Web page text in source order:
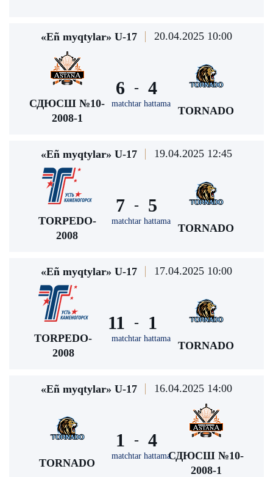
«Eñ myqtylar» U-17 20.04.2025 10:00
СДЮСШ №10-
2008-1
6 -
matchtar hattama
4
TORNADO
«Eñ myqtylar» U-17 19.04.2025 12:45
TORPEDO-
2008
7 -
matchtar hattama
5
TORNADO
«Eñ myqtylar» U-17 17.04.2025 10:00
TORPEDO-
2008
11 -
matchtar hattama
1
TORNADO
«Eñ myqtylar» U-17 16.04.2025 14:00
TORNADO
1 -
matchtar hattama
4
СДЮСШ №10-
2008-1